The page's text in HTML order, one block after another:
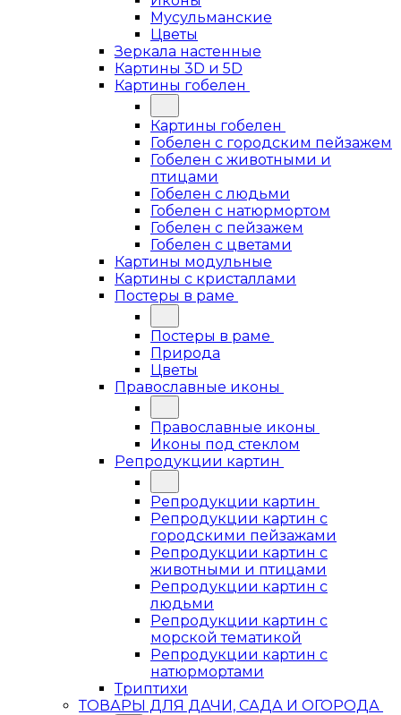
Мусульманские
Цветы
Зеркала настенные
Картины 3D и 5D
Картины гобелен
Картины гобелен
Гобелен с городским пейзажем
Гобелен с животными и
птицами
Гобелен с людьми
Гобелен с натюрмортом
Гобелен с пейзажем
Гобелен с цветами
Картины модульные
Картины с кристаллами
Постеры в раме
Постеры в раме
Природа
Цветы
Православные иконы
Православные иконы
Иконы под стеклом
Репродукции картин
Репродукции картин
Репродукции картин с
городскими пейзажами
Репродукции картин с
животными и птицами
Репродукции картин с
людьми
Репродукции картин с
морской тематикой
Репродукции картин с
натюрмортами
Триптихи
ТОВАРЫ ДЛЯ ДАЧИ, САДА И ОГОРОДА